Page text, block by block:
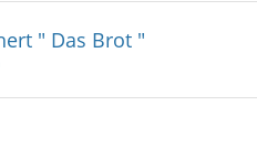
" Das Brot "